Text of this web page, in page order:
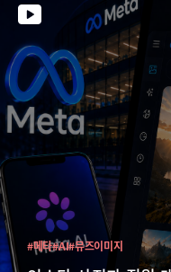
#메타#AI#뮤즈이미지